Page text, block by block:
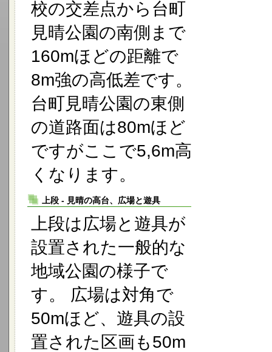
校の交差点から台町
見晴公園の南側まで
160mほどの距離で
8m強の高低差です。
台町見晴公園の東側
の道路面は80mほど
ですがここで5,6m高
くなります。
上段 - 見晴の高台、広場と遊具
上段は広場と遊具が
設置された一般的な
地域公園の様子で
す。 広場は対角で
50mほど、遊具の設
置された区画も50m